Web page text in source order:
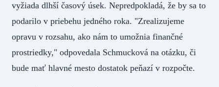
vyžiada dlhší časový úsek. Nepredpokladá, že by sa to
podarilo v priebehu jedného roka. "Zrealizujeme
opravu v rozsahu, ako nám to umožnia finančné
prostriedky," odpovedala Schmucková na otázku, či
bude mať hlavné mesto dostatok peňazí v rozpočte.